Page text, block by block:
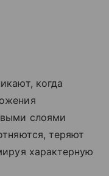
когда
слоями
теряют
характерную